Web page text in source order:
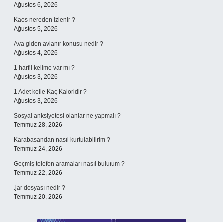
Ağustos 6, 2026
Kaos nereden izlenir ?
Ağustos 5, 2026
Ava giden avlanır konusu nedir ?
Ağustos 4, 2026
1 harfli kelime var mı ?
Ağustos 3, 2026
1 Adet kelle Kaç Kaloridir ?
Ağustos 3, 2026
Sosyal anksiyetesi olanlar ne yapmalı ?
Temmuz 28, 2026
Karabasandan nasıl kurtulabilirim ?
Temmuz 24, 2026
Geçmiş telefon aramaları nasıl bulurum ?
Temmuz 22, 2026
.jar dosyası nedir ?
Temmuz 20, 2026